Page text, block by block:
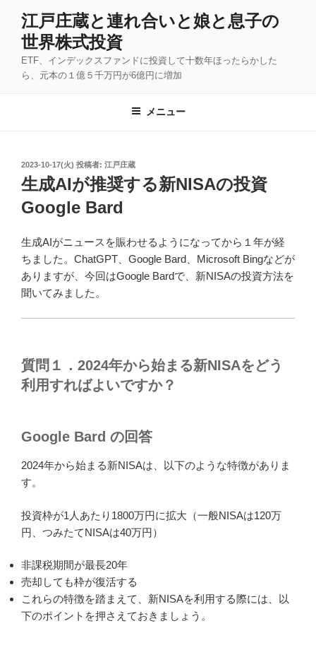
江戸庄蔵と連れ合いと娘と息子の
世界株式投資
ETF、インデックスファンドに投資して十数年ほったらかした
ら、元本の１億５千万円が6億円に増加
メニュー
投
稿
日:
2023-10-17(火) 投稿者: 江戸庄蔵
生成AIが推奨する新NISAの投資
Google Bard
生成AIがニュースを賑わせるようになってから１年が経
ちました。ChatGPT、Google Bard、Microsoft Bingなどが
ありますが、今回はGoogle Bardで、新NISAの投資方法を
聞いてみました。
質問１．2024年から始まる新NISAをどう
利用すればよいですか？
Google Bard の回答
2024年から始まる新NISAは、以下のような特徴がありま
す。
投資枠が1人あたり1800万円に拡大（一般NISAは120万
円、つみたてNISAは40万円）
非課税期間が最長20年
売却しても枠が復活する
これらの特徴を踏まえて、新NISAを利用する際には、以
下のポイントを押さえておきましょう。